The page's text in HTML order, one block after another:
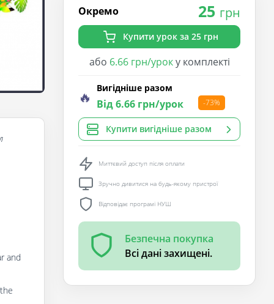
and
Окремо 25 грн
Купити урок за 25 грн
або 6.66 грн/уроку комплекті
🔥 Вигідніше разом
Від 6.66 грн/урок -73%
Купити вигідніше разом
Миттєвий доступ після оплати
Зручно дивитися на будь-якому пристрої
Відповідає програмі НУШ
Безпечна покупка
Всі дані захищені.